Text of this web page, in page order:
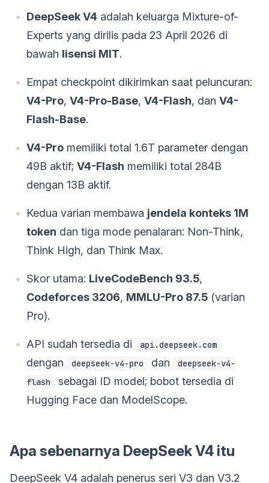
DeepSeek V4 adalah keluarga Mixture-of-
Experts yang dirilis pada 23 April 2026 di
bawah lisensi MIT.
Empat checkpoint dikirimkan saat peluncuran:
V4-Pro, V4-Pro-Base, V4-Flash, dan V4-
Flash-Base.
V4-Pro memiliki total 1.6T parameter dengan
49B aktif; V4-Flash memiliki total 284B
dengan 13B aktif.
Kedua varian membawa jendela konteks 1M
token dan tiga mode penalaran: Non-Think,
Think High, dan Think Max.
Skor utama: LiveCodeBench 93.5,
Codeforces 3206, MMLU-Pro 87.5 (varian
Pro).
API sudah tersedia di api.deepseek.com
dengan deepseek-v4-pro dan
deepseek-v4-
flash
sebagai ID model; bobot tersedia di
Hugging Face dan ModelScope.
Apa sebenarnya DeepSeek V4 itu
DeepSeek V4 adalah penerus seri V3 dan V3.2